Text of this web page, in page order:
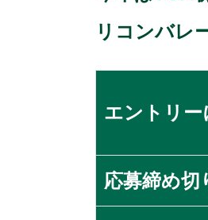
リコンバレ
エントリー
応募締め切